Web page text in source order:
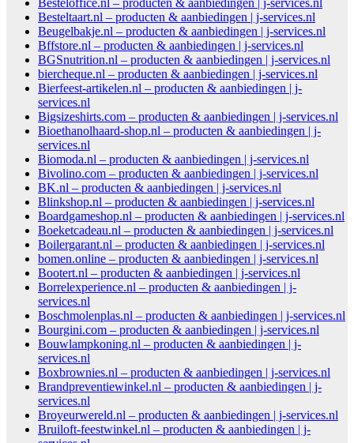
Besteloffice.nl – producten & aanbiedingen | j-services.nl
Besteltaart.nl – producten & aanbiedingen | j-services.nl
Beugelbakje.nl – producten & aanbiedingen | j-services.nl
Bffstore.nl – producten & aanbiedingen | j-services.nl
BGSnutrition.nl – producten & aanbiedingen | j-services.nl
biercheque.nl – producten & aanbiedingen | j-services.nl
Bierfeest-artikelen.nl – producten & aanbiedingen | j-
services.nl
Bigsizeshirts.com – producten & aanbiedingen | j-services.nl
Bioethanolhaard-shop.nl – producten & aanbiedingen | j-
services.nl
Biomoda.nl – producten & aanbiedingen | j-services.nl
Bivolino.com – producten & aanbiedingen | j-services.nl
BK.nl – producten & aanbiedingen | j-services.nl
Blinkshop.nl – producten & aanbiedingen | j-services.nl
Boardgameshop.nl – producten & aanbiedingen | j-services.nl
Boeketcadeau.nl – producten & aanbiedingen | j-services.nl
Boilergarant.nl – producten & aanbiedingen | j-services.nl
bomen.online – producten & aanbiedingen | j-services.nl
Bootert.nl – producten & aanbiedingen | j-services.nl
Borrelexperience.nl – producten & aanbiedingen | j-
services.nl
Boschmolenplas.nl – producten & aanbiedingen | j-services.nl
Bourgini.com – producten & aanbiedingen | j-services.nl
Bouwlampkoning.nl – producten & aanbiedingen | j-
services.nl
Boxbrownies.nl – producten & aanbiedingen | j-services.nl
Brandpreventiewinkel.nl – producten & aanbiedingen | j-
services.nl
Broyeurwereld.nl – producten & aanbiedingen | j-services.nl
Bruiloft-feestwinkel.nl – producten & aanbiedingen | j-